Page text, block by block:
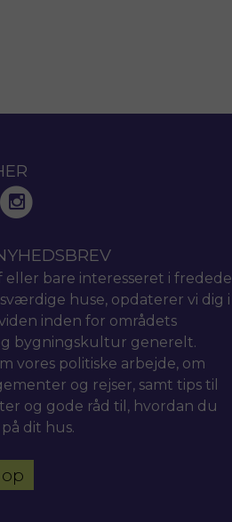
eller bare interesseret i fredede
huse, opdaterer vi dig i
inden for områdets
bygningskultur generelt.
vores politiske arbejde, om
og rejser, samt tips til
og gode råd til, hvordan du
dit hus.